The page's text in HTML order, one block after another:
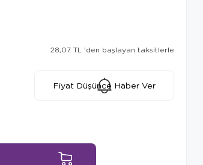
28,07 TL 'den başlayan taksitlerle
Fiyat Düşünce Haber Ver